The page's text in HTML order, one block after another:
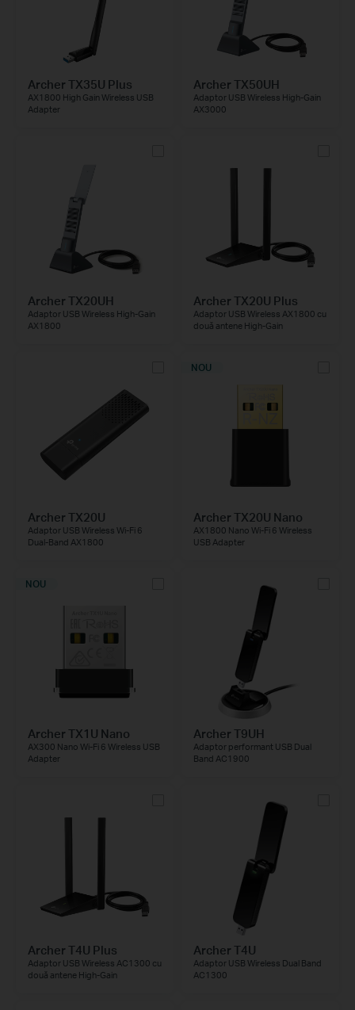
Archer TX35U Plus
AX1800 High Gain Wireless USB
Adapter
Archer TX50UH
Adaptor USB Wireless High-Gain
AX3000
Archer TX20UH
Adaptor USB Wireless High-Gain
AX1800
Archer TX20U Plus
Adaptor USB Wireless AX1800 cu
două antene High-Gain
Archer TX20U
Adaptor USB Wireless Wi-Fi 6
Dual-Band AX1800
NOU
Archer TX20U Nano
AX1800 Nano Wi-Fi 6 Wireless
USB Adapter
NOU
Archer TX1U Nano
AX300 Nano Wi-Fi 6 Wireless USB
Adapter
Archer T9UH
Adaptor performant USB Dual
Band AC1900
Archer T4U Plus
Adaptor USB Wireless AC1300 cu
două antene High-Gain
Archer T4U
Adaptor USB Wireless Dual Band
AC1300